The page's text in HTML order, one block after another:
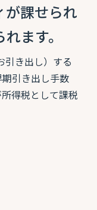
が課せられ
ます。
引き出し）する
引き出し手数
得税として課税